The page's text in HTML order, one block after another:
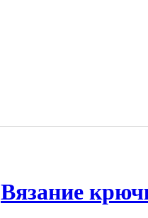
Вязание